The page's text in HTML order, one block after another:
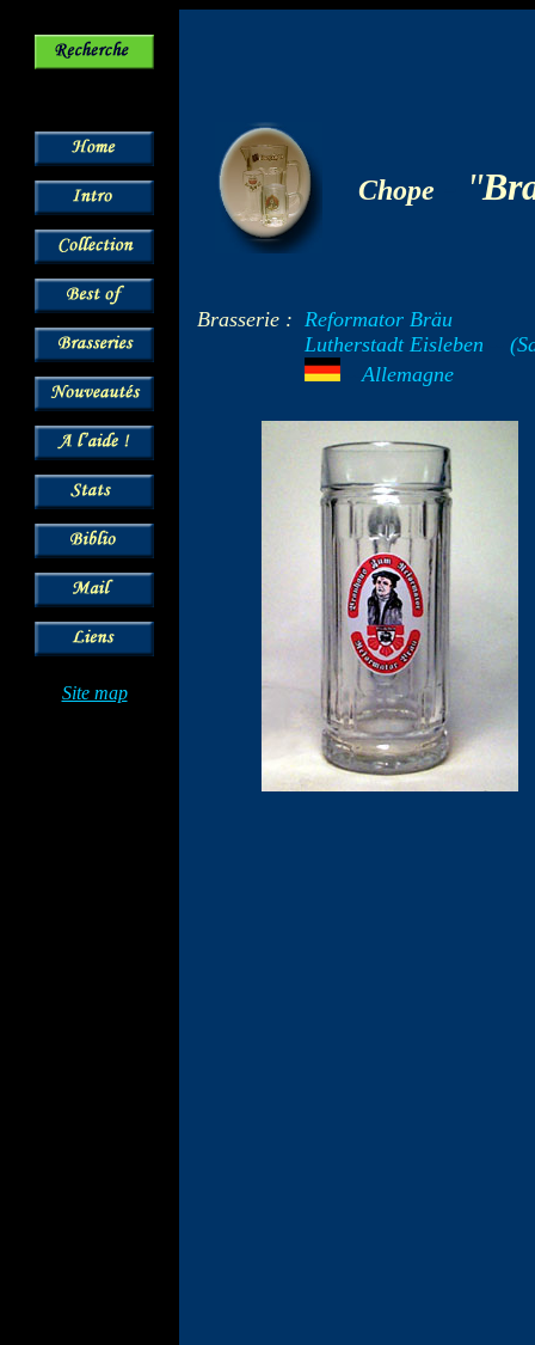
Site map
Chope "
Brasserie : Reformator Bräu
Lutherstadt Eisleben
---Allemagne